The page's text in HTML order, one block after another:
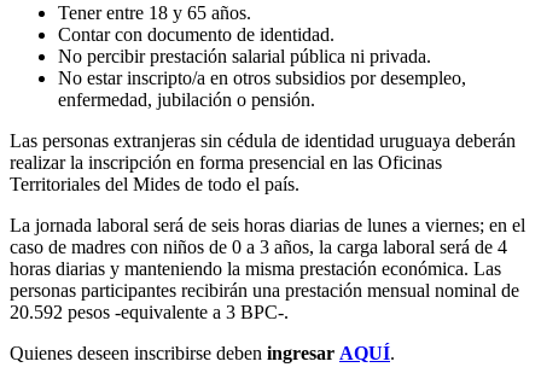
Tener entre 18 y 65 años.
Contar con documento de identidad.
No percibir prestación salarial pública ni privada.
No estar inscripto/a en otros subsidios por desempleo,
enfermedad, jubilación o pensión.
Las personas extranjeras sin cédula de identidad uruguaya deberán
realizar la inscripción en forma presencial en las Oficinas
Territoriales del Mides de todo el país.
La jornada laboral será de seis horas diarias de lunes a viernes; en el
caso de madres con niños de 0 a 3 años, la carga laboral será de 4
horas diarias y manteniendo la misma prestación económica. Las
personas participantes recibirán una prestación mensual nominal de
20.592 pesos -equivalente a 3 BPC-.
Quienes deseen inscribirse deben ingresar AQUÍ.